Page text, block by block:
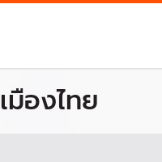
มืองไทย